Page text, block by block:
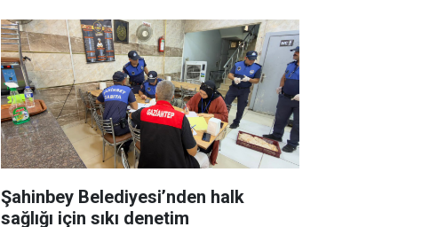
Şahinbey Belediyesi’nden halk
sağlığı için sıkı denetim